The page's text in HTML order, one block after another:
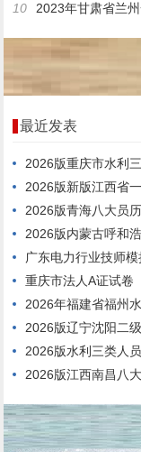
10
2023年甘肃省兰
最近发表
2026版重庆市水利
2026版新版江西省
2026版青海八大员
2026版内蒙古呼和
广东电力行业技师
重庆市法人A证试卷
2026年福建省福州
2026版辽宁沈阳二
2026版水利三类人
2026版江西南昌八